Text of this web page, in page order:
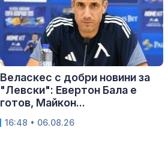
Веласкес с добри новини за
"Левски": Евертон Бала е
готов, Майкон...
16:48 • 06.08.26